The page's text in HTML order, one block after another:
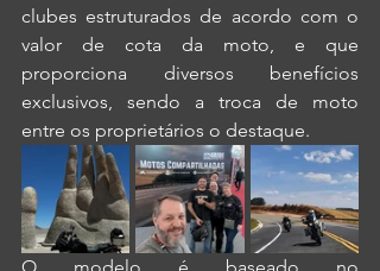
clubes estruturados de acordo com o
valor de cota da moto, e que
proporciona diversos benefícios
exclusivos, sendo a troca de moto
entre os proprietários o destaque.